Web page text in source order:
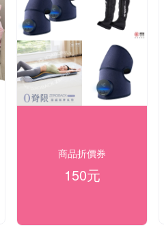
商品折價券
150元